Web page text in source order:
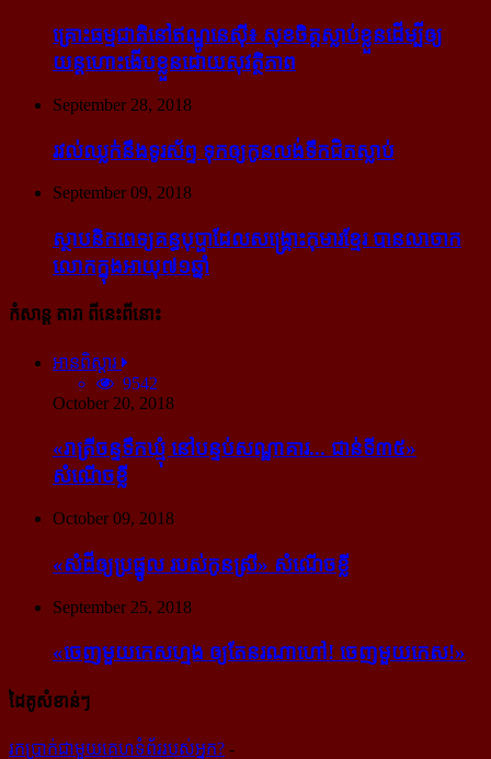
គ្រោះធម្មជាតិនៅឥណ្ឌូនេស៊ី៖ សុខចិត្ត​ស្លាប់​ខ្លួន​ដើម្បី​ឲ្យ​
យន្ដហោះ​ងើប​ខ្លួន​ដោយ​សុវត្ថិភាព
September 28, 2018
រវល់​ឈ្លក់​នឹង​ទូរស័ព្ទ ទុក​ឲ្យ​កូន​លង់​ទឹក​ជិត​ស្លាប់
September 09, 2018
ស្ថាបនិក​ពេទ្យ​គន្ធបុប្ផា​ដែល​សង្គ្រោះ​កុមារ​ខ្មែរ​ បាន​លាចាក​
លោក​ក្នុង​អាយុ​៧១ឆ្នាំ
កំសាន្ដ តារា ពីនេះពីនោះ
អានពិស្ដារ
9542
October 20, 2018
«រាត្រីចន្ទទឹកឃ្មុំ នៅបន្ទប់សណ្ឋាគារ... ជាន់ទី៣៥»
សំណើចខ្លី
October 09, 2018
«សំដី​ឲ្យ​ប្រផ្នូល របស់​កូនស្រី» សំណើចខ្លី
September 25, 2018
«ចេញ​មួយ​កេស​ហ្មង ឲ្យ​តែ​នរណា​ហៅ! ចេញ​មួយ​កេស!»
ដៃគូសំខាន់ៗ
រក​​ប្រាក់​​ជា​​មួយ​​គេហទំព័រ​​របស់​​អ្នក? -